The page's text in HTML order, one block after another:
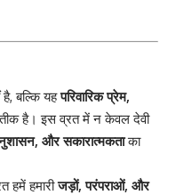
है, बल्कि यहपरिवारिक प्रेम,
है। इस व्रत में न केवल देवी
और सकारात्मकताका
हमें हमारीजड़ों, परंपराओं, और